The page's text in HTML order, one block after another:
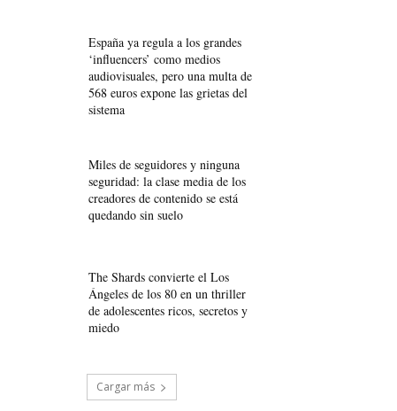
España ya regula a los grandes
‘influencers’ como medios
audiovisuales, pero una multa de
568 euros expone las grietas del
sistema
Miles de seguidores y ninguna
seguridad: la clase media de los
creadores de contenido se está
quedando sin suelo
The Shards convierte el Los
Ángeles de los 80 en un thriller
de adolescentes ricos, secretos y
miedo
Cargar más